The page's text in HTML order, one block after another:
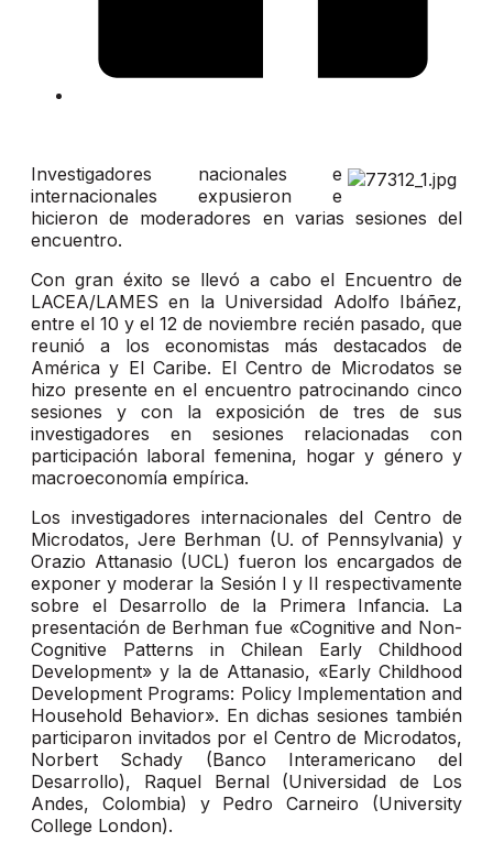
Investigadores nacionales e
internacionales expusieron e
hicieron de moderadores en varias sesiones del
encuentro.
Con gran éxito se llevó a cabo el Encuentro de
LACEA/LAMES en la Universidad Adolfo Ibáñez,
entre el 10 y el 12 de noviembre recién pasado, que
reunió a los economistas más destacados de
América y El Caribe. El Centro de Microdatos se
hizo presente en el encuentro patrocinando cinco
sesiones y con la exposición de tres de sus
investigadores en sesiones relacionadas con
participación laboral femenina, hogar y género y
macroeconomía empírica.
Los investigadores internacionales del Centro de
Microdatos, Jere Berhman (U. of Pennsylvania) y
Orazio Attanasio (UCL) fueron los encargados de
exponer y moderar la Sesión I y II respectivamente
sobre el Desarrollo de la Primera Infancia. La
presentación de Berhman fue «Cognitive and Non-
Cognitive Patterns in Chilean Early Childhood
Development» y la de Attanasio, «Early Childhood
Development Programs: Policy Implementation and
Household Behavior». En dichas sesiones también
participaron invitados por el Centro de Microdatos,
Norbert Schady (Banco Interamericano del
Desarrollo), Raquel Bernal (Universidad de Los
Andes, Colombia) y Pedro Carneiro (University
College London).